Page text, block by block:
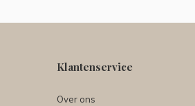
Klantenservice
Over ons